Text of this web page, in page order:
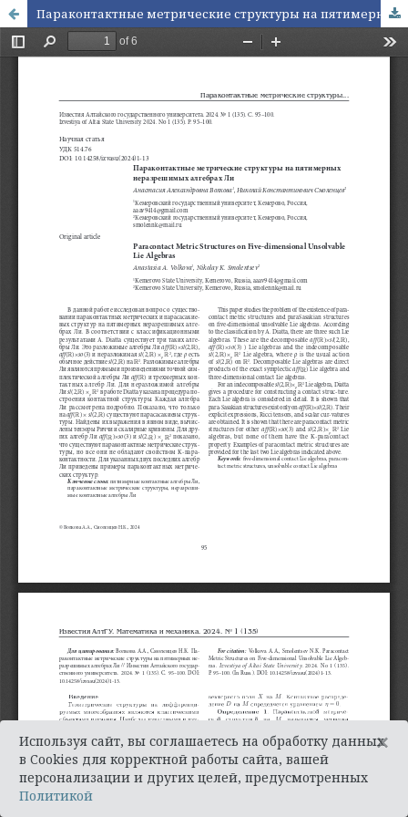
Параконтактные метрические структуры на пятимерных неразрешимых алгебрах Ли
Используя сайт, вы соглашаетесь на обработку данных
в Cookies для корректной работы сайта, вашей
персонализации и других целей, предусмотренных
Политикой
×